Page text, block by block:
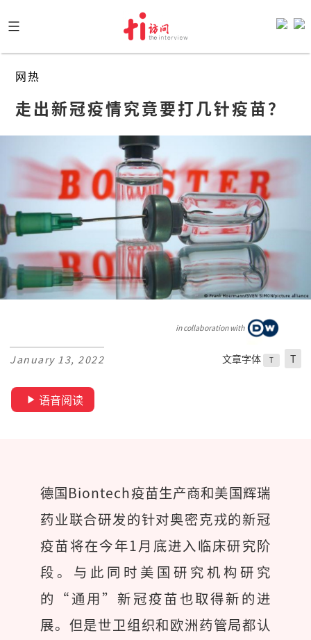
to
content
网热
走出新冠疫情究竟要打几针疫苗？
in collaboration with
January 13, 2022 文章字体 T T
语音阅读
德国Biontech疫苗生产商和美国辉瑞
药业联合研发的针对奥密克戎的新冠
疫苗将在今年1月底进入临床研究阶
段。与此同时美国研究机构研究
的“通用”新冠疫苗也取得新的进
展。但是世卫组织和欧洲药管局都认